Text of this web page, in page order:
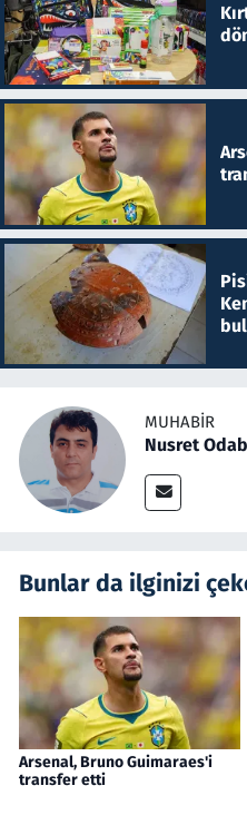
MUHABIR
Nusret
Bunlar da ilginizi
Arsenal, Bruno Guimaraes'i
transfer etti